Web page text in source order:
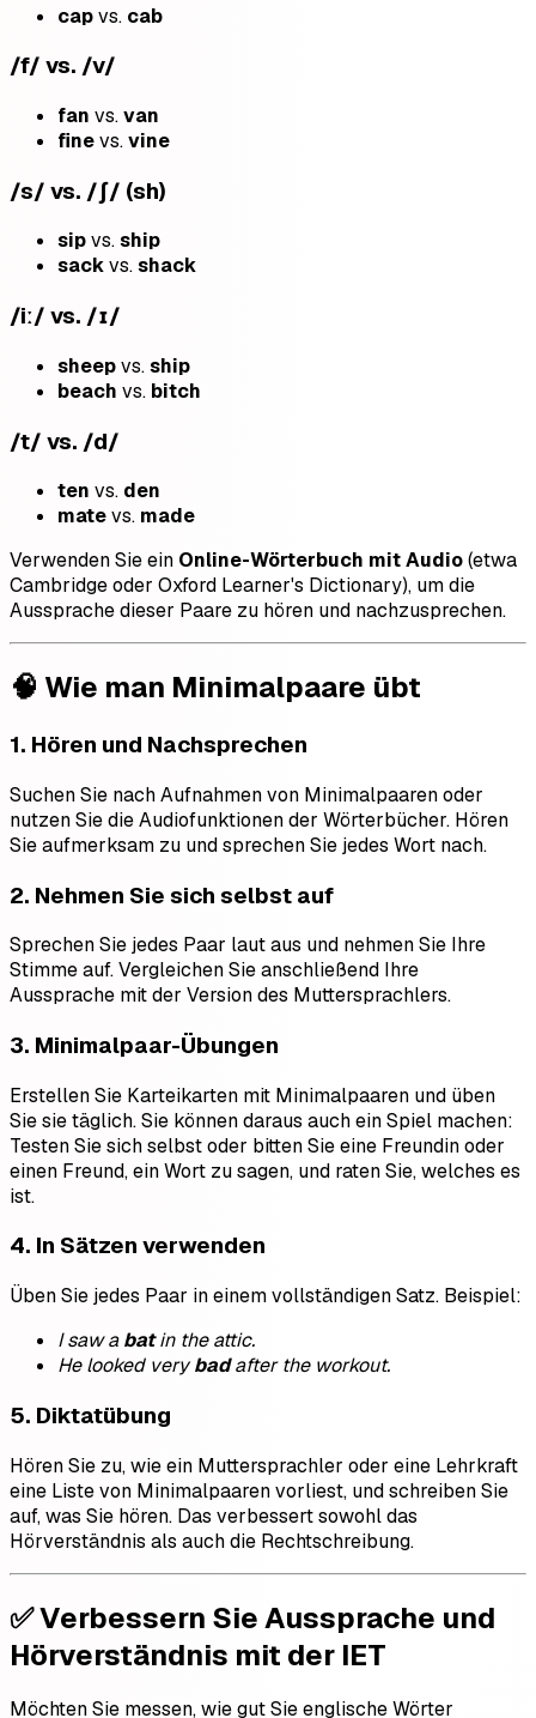
capvs. cab
/f/ vs. /v/
fan vs.van
finevs.vine
/s/ vs. /ʃ/ (sh)
sipvs.ship
sackvs.shack
/iː/ vs. /ɪ/
sheepvs.ship
beach vs. bitch
/t/ vs. /d/
ten vs. den
matevs. made
Verwenden Sie ein Online-Wörterbuch mit Audio(etwa
Cambridge oder Oxford Learner's Dictionary), um die
Aussprache dieser Paare zu hören und nachzusprechen.
🧠 Wie man Minimalpaare übt
1. Hören und Nachsprechen
Suchen Sie nach Aufnahmen von Minimalpaaren oder
nutzen Sie die Audiofunktionen der Wörterbücher. Hören
Sie aufmerksam zu und sprechen Sie jedes Wort nach.
2. Nehmen Sie sich selbst auf
Sprechen Sie jedes Paar laut aus und nehmen Sie Ihre
Stimme auf. Vergleichen Sie anschließend Ihre
Aussprache mit der Version des Muttersprachlers.
3. Minimalpaar-Übungen
Erstellen Sie Karteikarten mit Minimalpaaren und üben
Sie sie täglich. Sie können daraus auch ein Spiel machen:
Testen Sie sich selbst oder bitten Sie eine Freundin oder
einen Freund, ein Wort zu sagen, und raten Sie, welches es
ist.
4. In Sätzen verwenden
Üben Sie jedes Paar in einem vollständigen Satz. Beispiel:
I saw abatin the attic.
He looked verybadafter the workout.
5. Diktatübung
Hören Sie zu, wie ein Muttersprachler oder eine Lehrkraft
eine Liste von Minimalpaaren vorliest, und schreiben Sie
auf, was Sie hören. Das verbessert sowohl das
Hörverständnis als auch die Rechtschreibung.
✅ Verbessern Sie Aussprache und
Hörverständnis mit der IET
Möchten Sie messen, wie gut Sie englische Wörter